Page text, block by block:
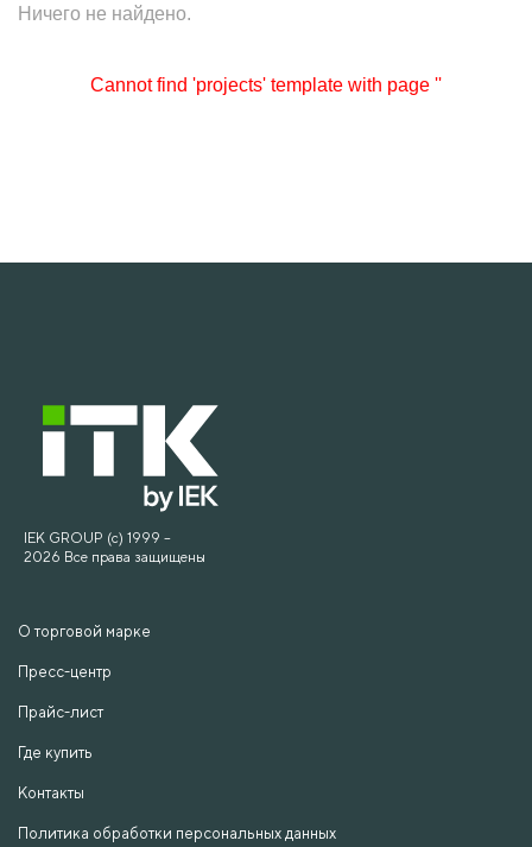
Ничего не найдено.
Cannot find 'projects' template with page ''
IEK GROUP (c) 1999 –
2026 Все права защищены
О торговой марке
Пресс-центр
Прайс-лист
Где купить
Контакты
Политика обработки персональных данных